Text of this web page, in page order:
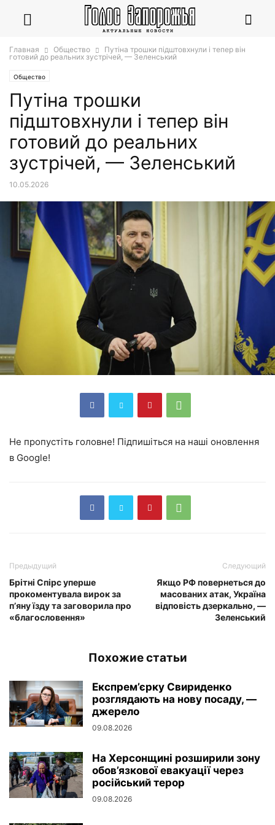
Главная Общество
Путіна трошки підштовхнули і тепер він
готовий до реальних зустрічей, — Зеленський
Общество
Путіна трошки
підштовхнули і тепер він
готовий до реальних
зустрічей, — Зеленський
10.05.2026
Не пропустіть головне! Підпишіться на наші оновлення
в Google!
Предыдущий
Брітні Спірс уперше
прокоментувала вирок за
п’яну їзду та заговорила про
«благословення»
Следующий
Якщо РФ повернеться до
масованих атак, Україна
відповість дзеркально, —
Зеленський
Похожие статьи
Експрем’єрку Свириденко
розглядають на нову посаду, —
джерело
09.08.2026
На Херсонщині розширили зону
обов’язкової евакуації через
російський терор
09.08.2026